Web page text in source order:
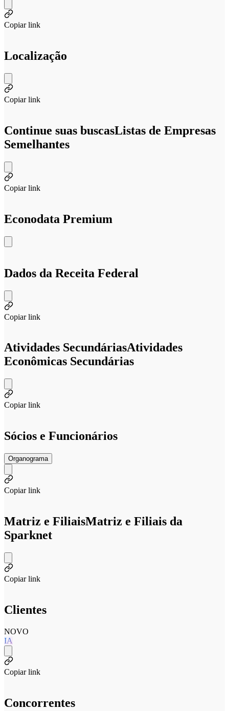
Copiar link
Localização
Copiar link
Continue suas buscasListas de Empresas
Semelhantes
Copiar link
Econodata Premium
Dados da Receita Federal
Copiar link
Atividades SecundáriasAtividades
Econômicas Secundárias
Copiar link
Sócios e Funcionários
Organograma
Copiar link
Matriz e FiliaisMatriz e Filiais da
Sparknet
Copiar link
Clientes
NOVO
IA
Copiar link
Concorrentes